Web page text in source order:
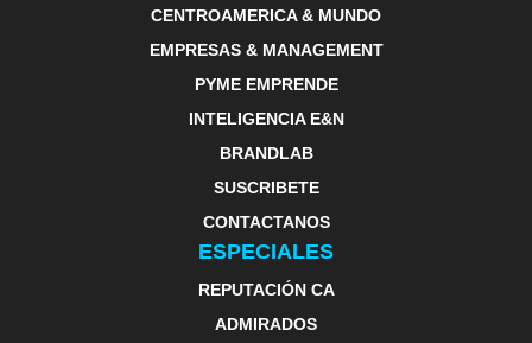
CENTROAMERICA & MUNDO
EMPRESAS & MANAGEMENT
PYME EMPRENDE
INTELIGENCIA E&N
BRANDLAB
SUSCRIBETE
CONTACTANOS
ESPECIALES
REPUTACIÓN CA
ADMIRADOS